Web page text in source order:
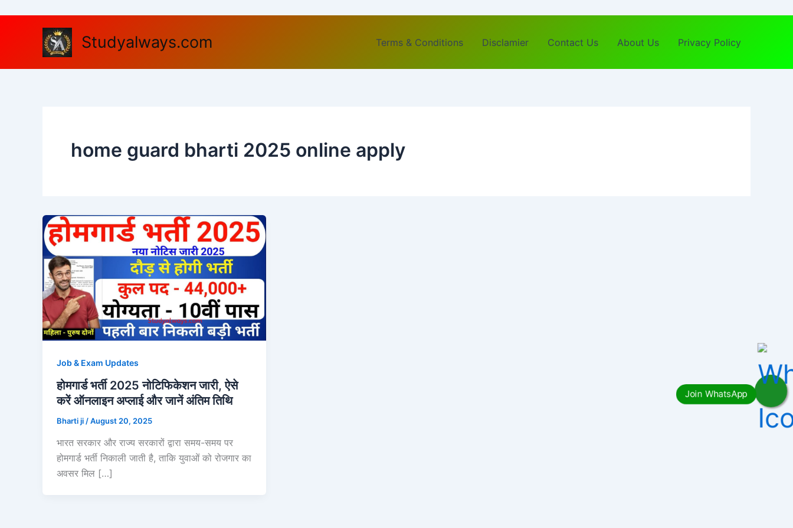
Studyalways.com Terms & Conditions Disclamier Contact Us About Us Privacy Policy
home guard bharti 2025 online apply
Job & Exam Updates
होमगार्ड भर्ती 2025 नोटिफिकेशन जारी, ऐसे
करें ऑनलाइन अप्लाई और जानें अंतिम तिथि
Bharti ji /August 20, 2025
भारत सरकार और राज्य सरकारों द्वारा समय-समय पर
होमगार्ड भर्ती निकाली जाती है, ताकि युवाओं को रोजगार का
अवसर मिल […]